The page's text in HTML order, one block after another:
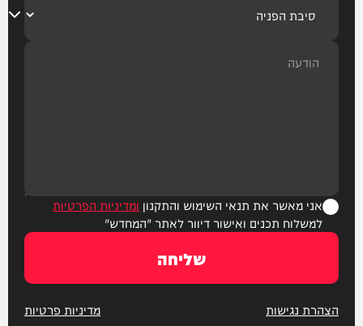
אני מאשר את תנאי השימוש והתקנון ומדיניות הפרטיות
למשלוח תכנים ואישור דיוור לאתר "המחדש"
שליחה
הצהרת נגישות מדיניות פרטיות